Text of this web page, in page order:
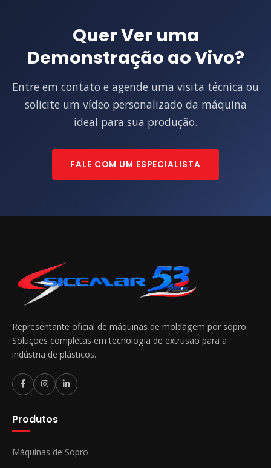
Quer Ver uma
Demonstração ao Vivo?
Entre em contato e agende uma visita técnica ou
solicite um vídeo personalizado da máquina
ideal para sua produção.
FALE COM UM ESPECIALISTA
Representante oficial de máquinas de moldagem por sopro.
Soluções completas em tecnologia de extrusão para a
indústria de plásticos.
Produtos
Máquinas de Sopro